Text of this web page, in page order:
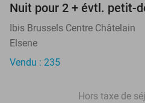
Nuit pour 2 + évtl. petit-
Ibis Brussels Centre Châtelain
Elsene
Vendu : 235
Hors taxe de